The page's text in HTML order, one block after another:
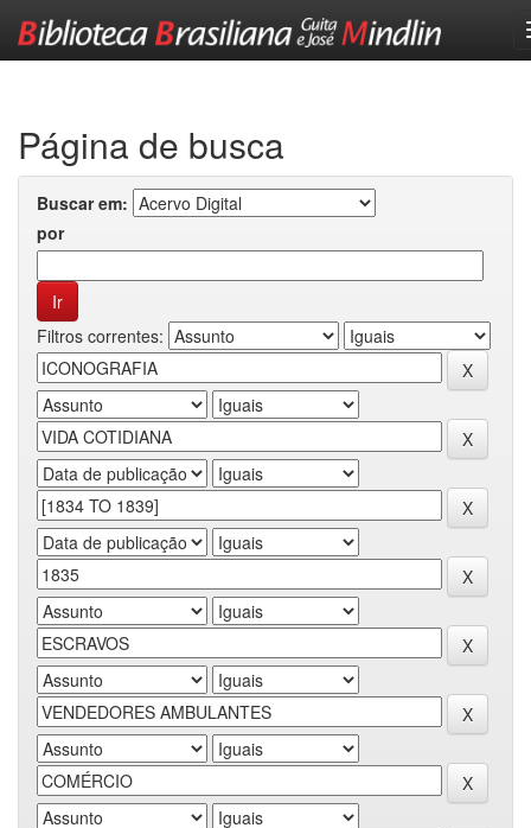
Página de busca
Buscar em:
por
Filtros correntes: